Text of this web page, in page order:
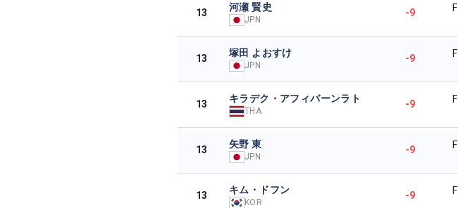
13 河瀬 賢史
JPN
-9 F
13 塚田 よおすけ
JPN
-9 F
13 キラデク・アフィバーンラト
THA
-9 F
13 矢野 東
JPN
-9 F
13 キム・ドフン
KOR
-9 F